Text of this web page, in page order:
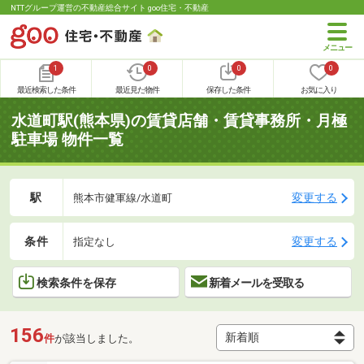
NTTグループ運営の不動産総合サイト goo住宅・不動産
1
最近検索した条件
0
最近見た物件
0
保存した条件
0
お気に入り
水道町駅(熊本県)の賃貸店舗・賃貸事務所・月極
駐車場 物件一覧
駅 熊本市健軍線/水道町 変更する
条件 指定なし 変更する
検索条件を保存 新着メールを受取る
156件が該当しました。